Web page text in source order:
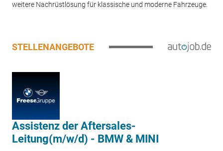
weitere Nachrüstlösung für klassische und moderne Fahrzeuge.
STELLENANGEBOTE
Assistenz der Aftersales-
Leitung(m/w/d) - BMW & MINI